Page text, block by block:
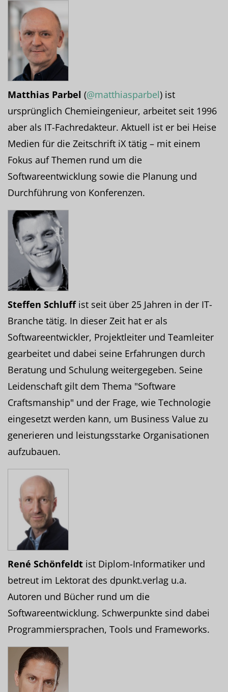
Matthias Parbel (@matthiasparbel) ist
ursprünglich Chemieingenieur, arbeitet seit 1996
aber als IT-Fachredakteur. Aktuell ist er bei Heise
Medien für die Zeitschrift iX tätig – mit einem
Fokus auf Themen rund um die
Softwareentwicklung sowie die Planung und
Durchführung von Konferenzen.
Steffen Schluffist seit über 25 Jahren in der IT-
Branche tätig. In dieser Zeit hat er als
Softwareentwickler, Projektleiter und Teamleiter
gearbeitet und dabei seine Erfahrungen durch
Beratung und Schulung weitergegeben. Seine
Leidenschaft gilt dem Thema "Software
Craftsmanship" und der Frage, wie Technologie
eingesetzt werden kann, um Business Value zu
generieren und leistungsstarke Organisationen
aufzubauen.
René Schönfeldt ist Diplom-Informatiker und
betreut im Lektorat des dpunkt.verlag u.a.
Autoren und Bücher rund um die
Softwareentwicklung. Schwerpunkte sind dabei
Programmiersprachen, Tools und Frameworks.